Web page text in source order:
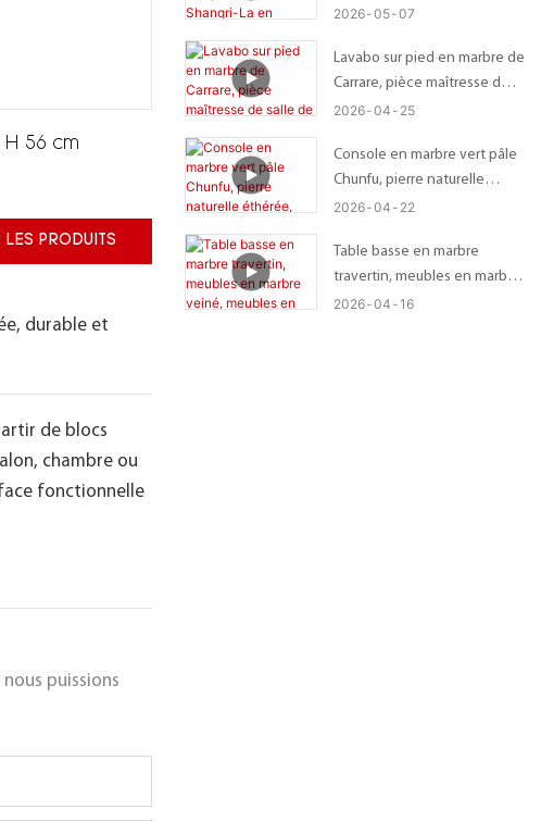
56 cm
LES PRODUITS
durable et
de blocs
chambre ou
fonctionnelle
puissions
vert 36*H45cm
2026 05 07
Lavabo sur pied en marbre de
Carrare, pièce maîtresse de
salle de bain en pierre
2026 04 25
Console en marbre vert pâle
Chunfu, pierre naturelle
éthérée, luxe
2026 04 22
Table basse en marbre
travertin, meubles en marbre
veiné, meubles en marbre
2026 04 16